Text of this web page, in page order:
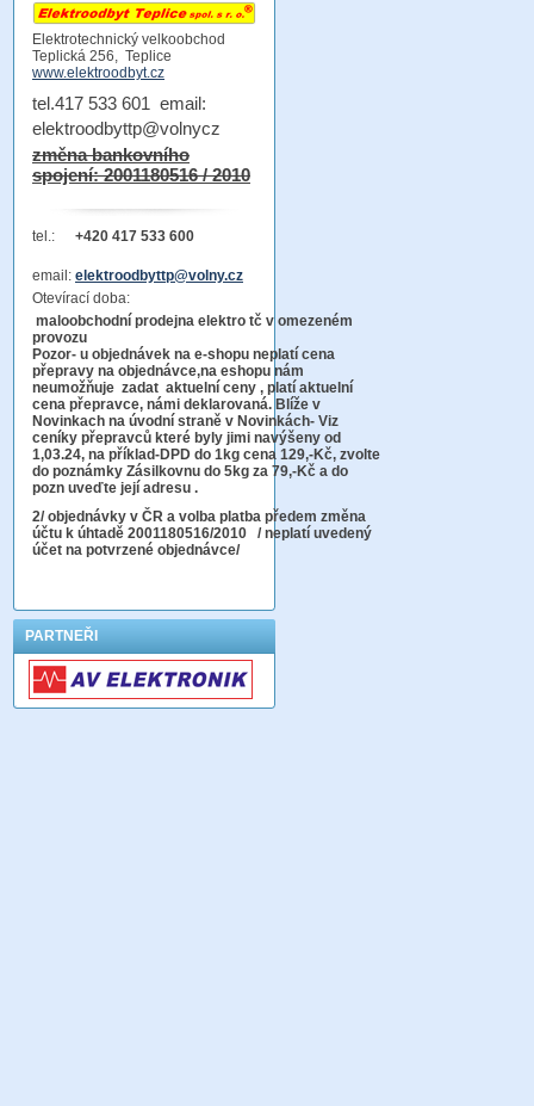
Elektrotechnický velkoobchod
Teplická 256, Teplice
www.elektroodbyt.cz
tel.417 533 601 email:
elektroodbyttp@volnycz
změna bankovního
spojení: 2001180516 / 2010
tel.: +420 417 533 600
email: elektroodbyttp@volny.cz
Otevírací doba:
maloobchodní prodejna elektro tč v omezeném
provozu
Pozor- u objednávek na e-shopu neplatí cena
přepravy na objednávce,na eshopu nám
neumožňuje zadat aktuelní ceny , platí aktuelní
cena přepravce, námi deklarovaná. Blíže v
Novinkach na úvodní straně v Novinkách- Viz
ceníky přepravců které byly jimi navýšeny od
1,03.24, na příklad-DPD do 1kg cena 129,-Kč, zvolte
do poznámky Zásilkovnu do 5kg za 79,-Kč a do
pozn uveďte její adresu .
2/ objednávky v ČR a volba platba předem změna
účtu k úhtadě 2001180516/2010 / neplatí uvedený
účet na potvrzené objednávce/
PARTNEŘI